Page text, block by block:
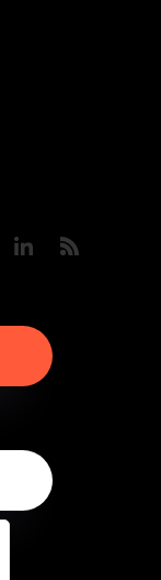
PinterestLinkedIn